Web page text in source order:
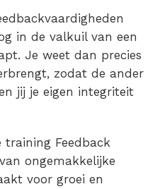
in de valkuil van een
Je weet dan precies
zodat de ander
jij je eigen integriteit
training Feedback
ongemakkelijke
voor groei en